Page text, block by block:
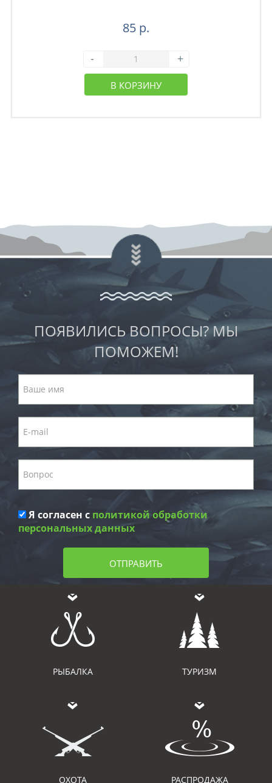
85 р.
- +
В КОРЗИНУ
ПОЯВИЛИСЬ ВОПРОСЫ? МЫ
ПОМОЖЕМ!
Я согласен с политикой обработки
персональных данных
ОТПРАВИТЬ
РЫБАЛКА ТУРИЗМ
ОХОТА РАСПРОДАЖА